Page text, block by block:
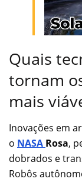
Quais
tornam
mais
Inovações em
o NASA Rosa,
dobrados e
Robôs